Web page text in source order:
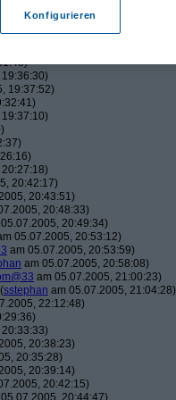
19:37:52)
20:42:17)
20:43:51)
20:48:33)
20:49:34)
05.07.2005, 20:53:12)
am 05.07.2005, 20:53:59)
am 05.07.2005, 20:58:08)
am 05.07.2005, 21:00:23)
(sstephan am 05.07.2005, 21:04:28)
22:12:48)
20:38:23)
20:35:28)
20:39:14)
20:42:15)
20:44:47)
Konfigurieren